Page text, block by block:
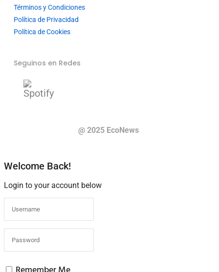
Términos y Condiciones
Política de Privacidad
Política de Cookies
Seguinos en Redes
@ 2025 EcoNews
Welcome Back!
Login to your account below